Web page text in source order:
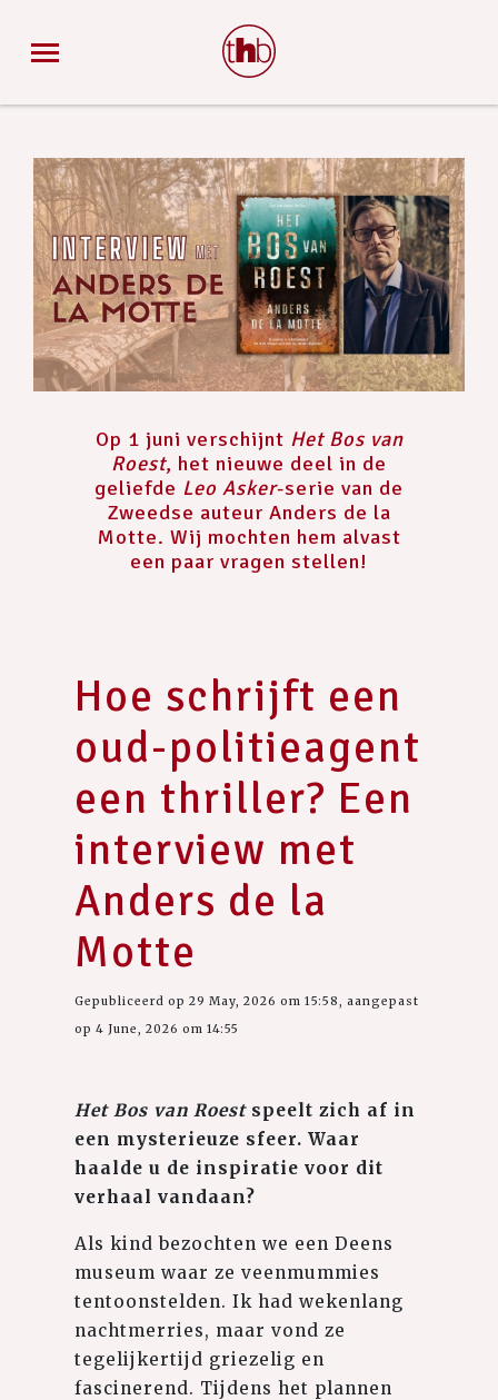
Op 1 juni verschijnt Het Bos van
Roest, het nieuwe deel in de
geliefde Leo Asker-serie van de
Zweedse auteur Anders de la
Motte. Wij mochten hem alvast
een paar vragen stellen!
Hoe schrijft een
oud-politieagent
een thriller? Een
interview met
Anders de la
Motte
Gepubliceerd op 29 May, 2026 om 15:58, aangepast
op 4 June, 2026 om 14:55
Het Bos van Roestspeelt zich af in
een mysterieuze sfeer. Waar
haalde u de inspiratie voor dit
verhaal vandaan?
Als kind bezochten we een Deens
museum waar ze veenmummies
tentoonstelden. Ik had wekenlang
nachtmerries, maar vond ze
tegelijkertijd griezelig en
fascinerend. Tijdens het plannen